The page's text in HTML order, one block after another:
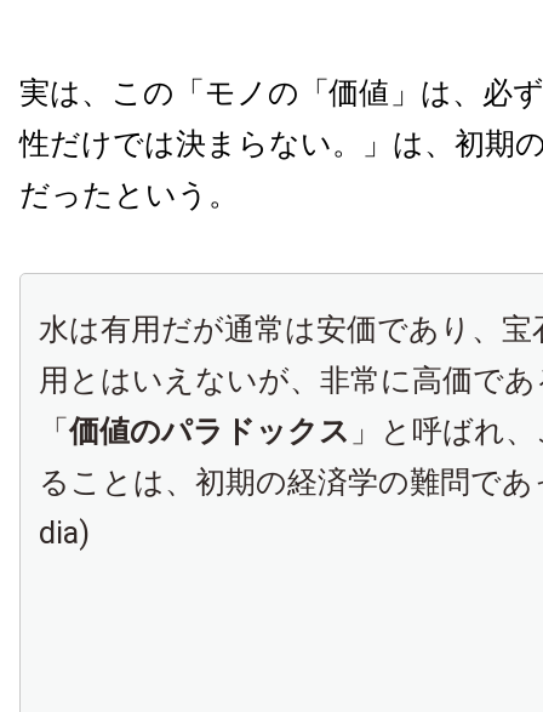
実は、この「モノの「価値」は、必
性だけでは決まらない。」は、初期
だったという。
水は有用だが通常は安価であり、
用とはいえないが、非常に高価で
「価値のパラドックス 」と呼ばれ
ることは、初期の経済学の難問で
dia)